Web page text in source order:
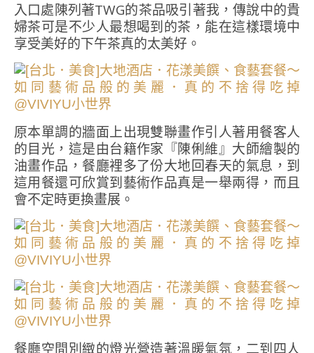
入口處陳列著TWG的茶品吸引著我，傳說中的貴
婦茶可是不少人最想喝到的茶，能在這樣環境中
享受美好的下午茶真的太美好。
原本單調的牆面上出現雙聯畫作引人著用餐客人
的目光，這是由台籍作家『陳俐維』大師繪製的
油畫作品，餐廳裡多了份大地回春天的氣息，到
這用餐還可欣賞到藝術作品真是一舉兩得，而且
會不定時更換畫展。
餐廳空間別緻的燈光營造著溫暖氣氛，二到四人